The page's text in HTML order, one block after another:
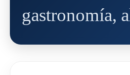
gastronomía,